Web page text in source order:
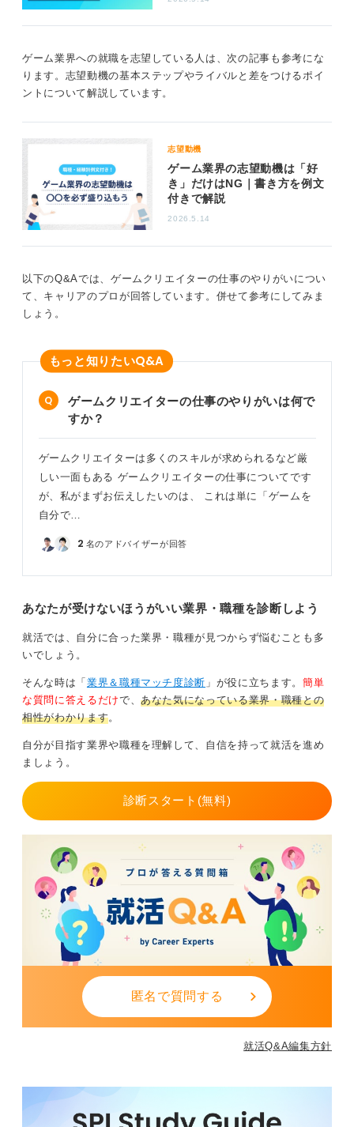
・ゲーム業界のインターンに参加すること
・大学生向けのゲームジャムや大会などに出場すること
化）の作成
・ユーザーテストをおこなうこと
・KPI仮説と改善ログのポートフォリオ化
また、ゲーム業界を目指す学生のコミュニティなどで、
大学選び以上に大切になります。
ゲーム業界への就職を志望している人は、次の記事も参考にな
ります。志望動機の基本ステップやライバルと差をつけるポイ
ントについて解説しています。
志望動機
ゲーム業界の志望動機は「好
き」だけはNG｜書き方を例文
付きで解説
2026.5.14
以下のQ&Aでは、ゲームクリエイターの仕事のやりがいについ
て、キャリアのプロが回答しています。併せて参考にしてみま
しょう。
もっと知りたいQ&A
ゲームクリエイターの仕事のやりがいは何で
すか？
ゲームクリエイターは多くのスキルが求められるなど厳
しい一面もある ゲームクリエイターの仕事についてです
が、私がまずお伝えしたいのは、 これは単に「ゲームを
自分で…
2 名のアドバイザーが回答
あなたが受けないほうがいい業界・職種を診断しよう
就活では、自分に合った業界・職種が見つからず悩むことも多
いでしょう。
そんな時は「 業界＆職種マッチ度診断 」が役に立ちます。 簡単
な質問に答えるだけで、あなた気になっている業界・職種との
相性がわかります。
自分が目指す業界や職種を理解して、自信を持って就活を進め
ましょう。
診断スタート(無料)
匿名で質問する
就活Q&A編集方針